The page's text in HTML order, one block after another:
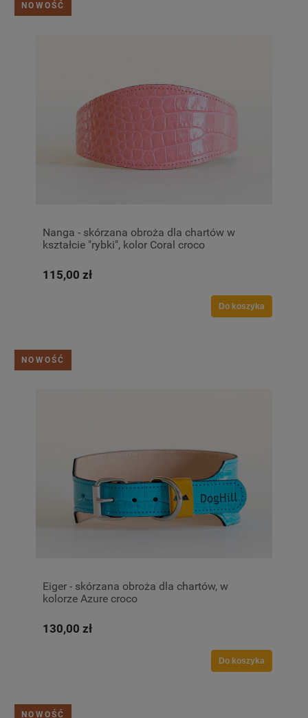
Nanga - skórzana obroża dla chartów w
kształcie "rybki", kolor Coral croco
115,00 zł
Do koszyka
NOWOŚĆ
Eiger - skórzana obroża dla chartów, w
kolorze Azure croco
130,00 zł
Do koszyka
NOWOŚĆ
NOWOŚĆ